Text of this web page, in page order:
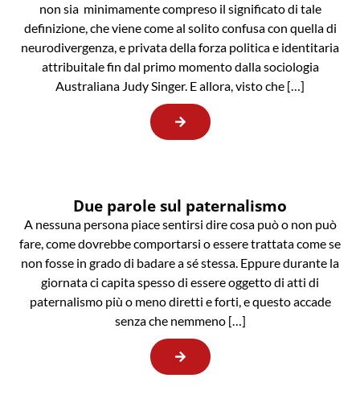
non sia minimamente compreso il significato di tale
definizione, che viene come al solito confusa con quella di
neurodivergenza, e privata della forza politica e identitaria
attribuitale fin dal primo momento dalla sociologia
Australiana Judy Singer. E allora, visto che […]
Due parole sul paternalismo
A nessuna persona piace sentirsi dire cosa può o non può
fare, come dovrebbe comportarsi o essere trattata come se
non fosse in grado di badare a sé stessa. Eppure durante la
giornata ci capita spesso di essere oggetto di atti di
paternalismo più o meno diretti e forti, e questo accade
senza che nemmeno […]